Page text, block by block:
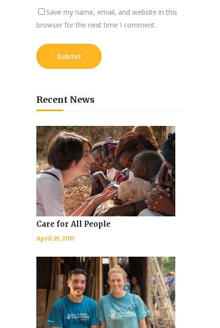
Save my name, email, and website in this
browser for the next time I comment.
Recent News
Care for All People
April 19, 2017